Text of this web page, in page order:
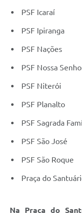
PSF Icaraí
PSF Ipiranga
PSF Nações
PSF Nossa
PSF Niterói
PSF Planalto
PSF Sagrada
PSF São José
PSF São Roque
Praça do
Na Praça do